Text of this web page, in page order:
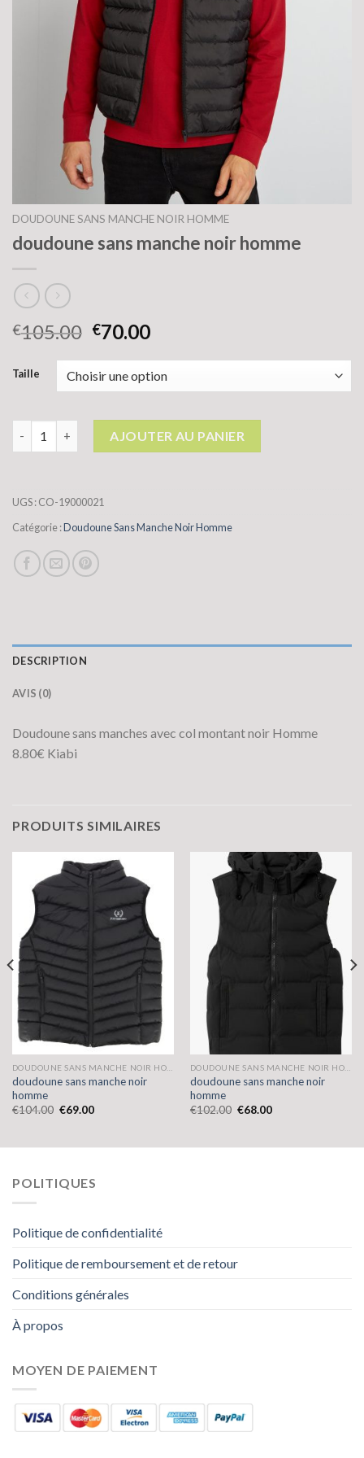
DOUDOUNE SANS MANCHE NOIR HOMME
doudoune sans manche noir homme
€105.00 €70.00
Taille
AJOUTER AU PANIER
UGS :CO-19000021
Catégorie :Doudoune Sans Manche Noir Homme
DESCRIPTION
AVIS (0)
Doudoune sans manches avec col montant noir Homme
8.80€ Kiabi
PRODUITS SIMILAIRES
doudoune sans manche noir
homme
€104.00 €69.00
doudoune sans manche noir
homme
€102.00 €68.00
POLITIQUES
Politique de confidentialité
Politique de remboursement et de retour
Conditions générales
À propos
MOYEN DE PAIEMENT